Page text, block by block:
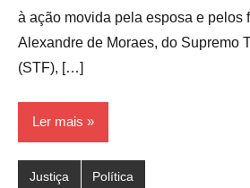
à ação movida pela esposa e pelos
Alexandre de Moraes, do Supremo
(STF), […]
Ler mais
Justiça Política